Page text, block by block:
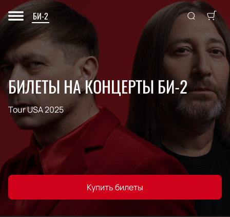
БИ-2
БИЛЕТЫ НА КОНЦЕРТЫ БИ-2
Tour USA 2025
Купить билеты